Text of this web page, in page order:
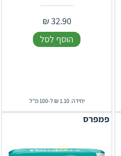
32.90
₪
הוסף לסל
יחידה: 1.10 ₪ ל-100 מ"ל
פמפרס